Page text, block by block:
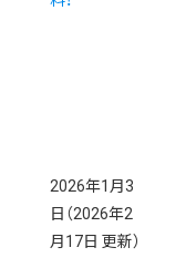
2026年1月3
日 （2026年2
月17日 更新）